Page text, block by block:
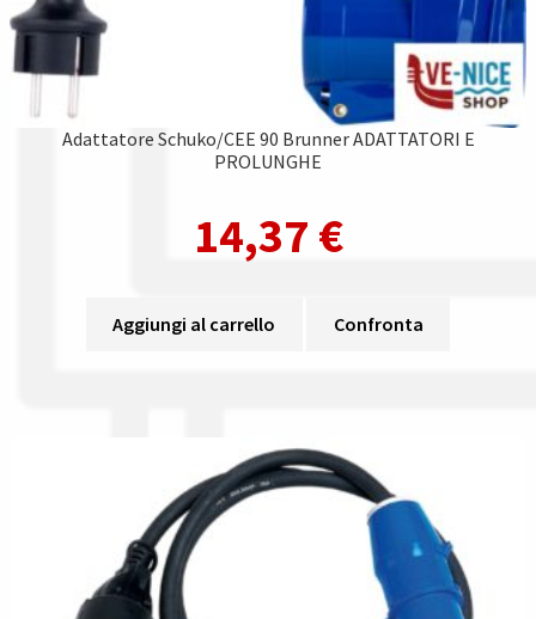
Adattatore Schuko/CEE 90 Brunner ADATTATORI E
PROLUNGHE
14,37 €
Aggiungi al carrello Confronta